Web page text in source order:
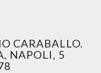
CARABALLO.
NAPOLI, 5